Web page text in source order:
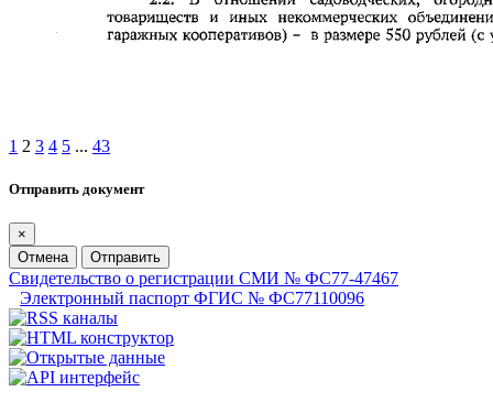
1 2 3 4 5 ... 43
Отправить документ
×
Отмена
Отправить
Свидетельство о регистрации СМИ № ФС77-47467
Электронный паспорт ФГИС № ФС77110096